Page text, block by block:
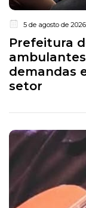
5 de agosto de 2026
Prefeitura
demandas
setor